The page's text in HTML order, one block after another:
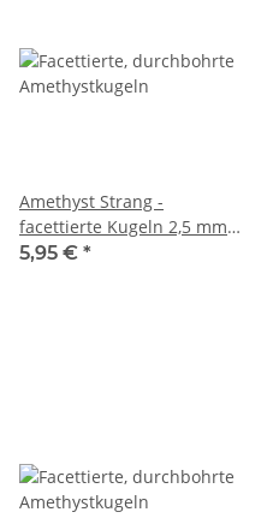
Amethyst Strang -
facettierte Kugeln 2,5 mm
lila grau, Länge 39 cm /5626
5,95 € *